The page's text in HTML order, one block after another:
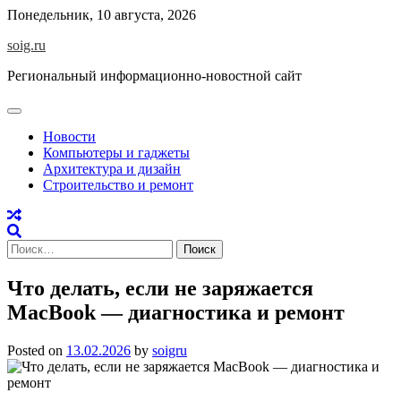
Skip
content
Понедельник, 10 августа, 2026
soig.ru
Региональный информационно-новостной сайт
Новости
Компьютеры и гаджеты
Архитектура и дизайн
Строительство и ремонт
Найти:
Что делать, если не заряжается
MacBook — диагностика и ремонт
Posted on 13.02.2026 by soigru